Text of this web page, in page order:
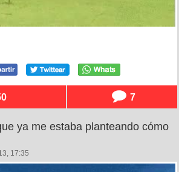
7
ya me estaba planteando cómo
17:35